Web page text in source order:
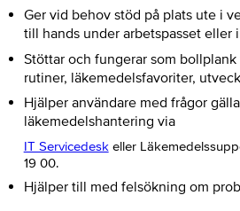
Ger vid behov stöd på plats ute i
till hands under arbetspasset eller
Stöttar och fungerar som
rutiner, läkemedelsfavoriter,
Hjälper användare med frågor
läkemedelshantering via
IT Servicedeskeller
19 00.
Hjälper till med felsökning om